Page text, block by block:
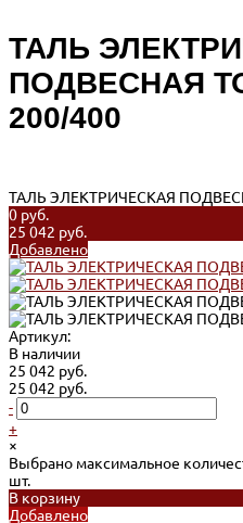
ТАЛЬ
ПОДВЕСНАЯ
200/400
ТАЛЬ ЭЛЕКТРИЧЕСКАЯ
0 руб.
25 042 руб.
Добавлено
Артикул:
В наличии
25 042 руб.
25 042 руб.
-
+
×
Выбрано максимальное
шт.
В корзину
Добавлено